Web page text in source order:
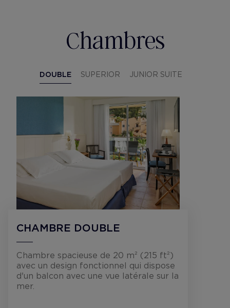
Chambres
DOUBLE SUPERIOR JUNIOR SUITE
CHAMBRE DOUBLE
Chambre spacieuse de 20 m² (215 ft²)
avec un design fonctionnel qui dispose
d'un balcon avec une vue latérale sur la
mer.